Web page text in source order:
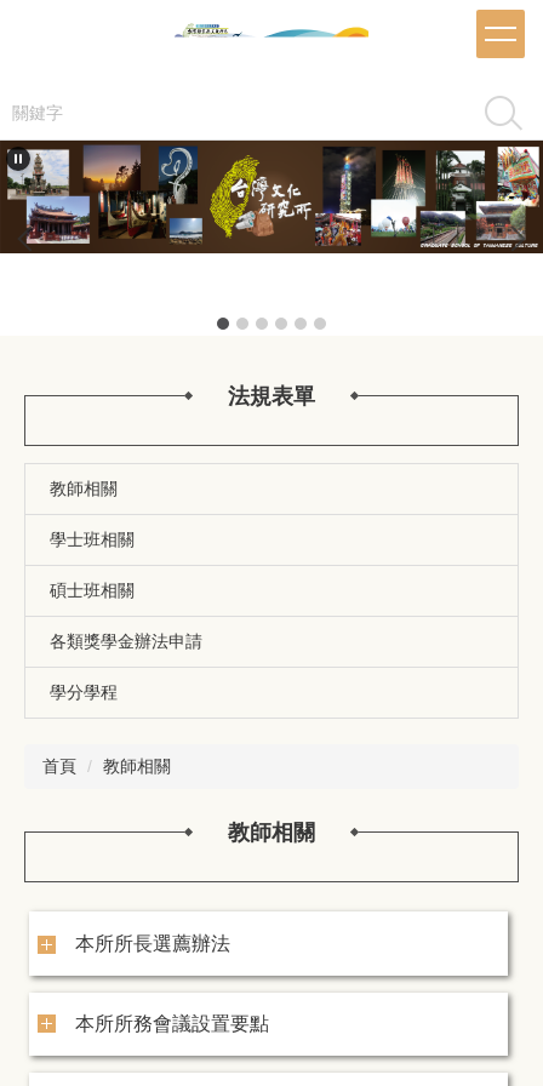
內
容
區
搜尋
法規表單
教師相關
學士班相關
碩士班相關
各類獎學金辦法申請
學分學程
首頁 教師相關
教師相關
本所所長選薦辦法
本所所務會議設置要點